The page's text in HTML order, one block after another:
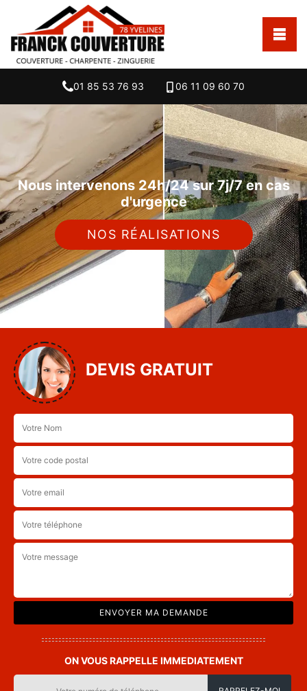
01 85 53 76 93 06 11 09 60 70
Nous intervenons 24h/24 sur 7j/7 en cas
d'urgence
NOS RÉALISATIONS
DEVIS GRATUIT
ON VOUS RAPPELLE IMMEDIATEMENT